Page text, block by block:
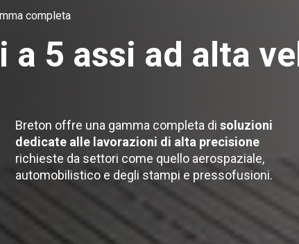
completa
5 assi ad alta
Breton offre una gamma completa di soluzioni
dedicate alle lavorazioni di alta precisione
richieste da settori come quello aerospaziale,
automobilistico e degli stampi e pressofusioni.